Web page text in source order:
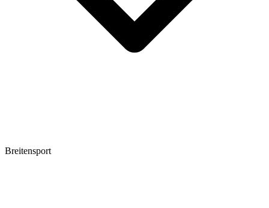
Breitensport